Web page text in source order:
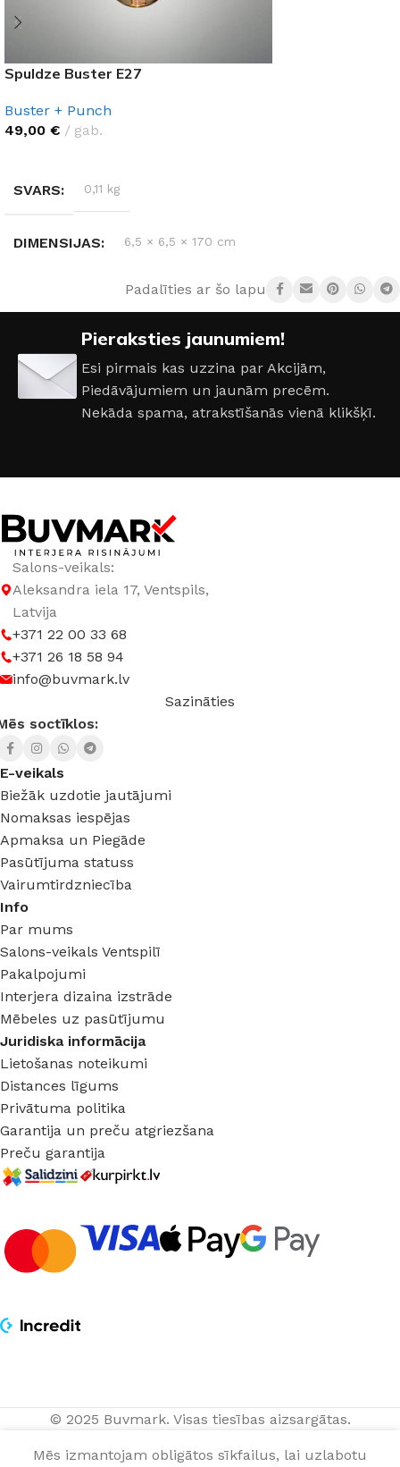
Spuldze Buster E27
Buster + Punch
49,00 € gab.
SVARS 0,11 kg
DIMENSIJAS 6,5 × 6,5 × 170 cm
Buster + Punch
COKOLA TIPS E27
JAUDA 2 W
GAISMAS TEMPERATŪRA
Padalīties ar šo lapu:
Pieraksties jaunumiem!
Esi pirmais kas uzzina par Akcijām,
Piedāvājumiem un jaunām precēm.
Nekāda spama, atrakstīšanās vienā klikšķī.
Salons-veikals:
Aleksandra iela 17, Ventspils,
Latvija
+371 22 00 33 68
+371 26 18 58 94
info@buvmark.lv
Sazināties
soctīklos:
E-veikals
Biežāk uzdotie jautājumi
Nomaksas iespējas
Apmaksa un Piegāde
Pasūtījuma statuss
Vairumtirdzniecība
Info
Par mums
Salons-veikals Ventspilī
Pakalpojumi
Interjera dizaina izstrāde
Mēbeles uz pasūtījumu
Juridiska informācija
Lietošanas noteikumi
Distances līgums
Privātuma politika
Garantija un preču atgriezšana
Preču garantija
© 2025 Buvmark. Visas tiesības aizsargātas.
Mēs izmantojam obligātos sīkfailus, lai uzlabotu
Spuldze
Buster
gab.
NOPIRKT TAGAD